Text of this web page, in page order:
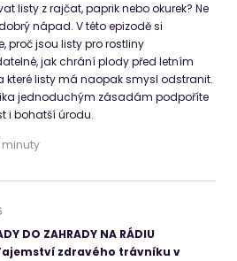
listy z rajčat, paprik nebo okurek? Ne
nápad. V této epizodě si
proč jsou listy pro rostliny
jak chrání plody před letním
které listy má naopak smysl odstranit.
jednoduchým zásadám podpoříte
i bohatší úrodu.
minuty
DO ZAHRADY NA RÁDIU
zdravého trávníku v